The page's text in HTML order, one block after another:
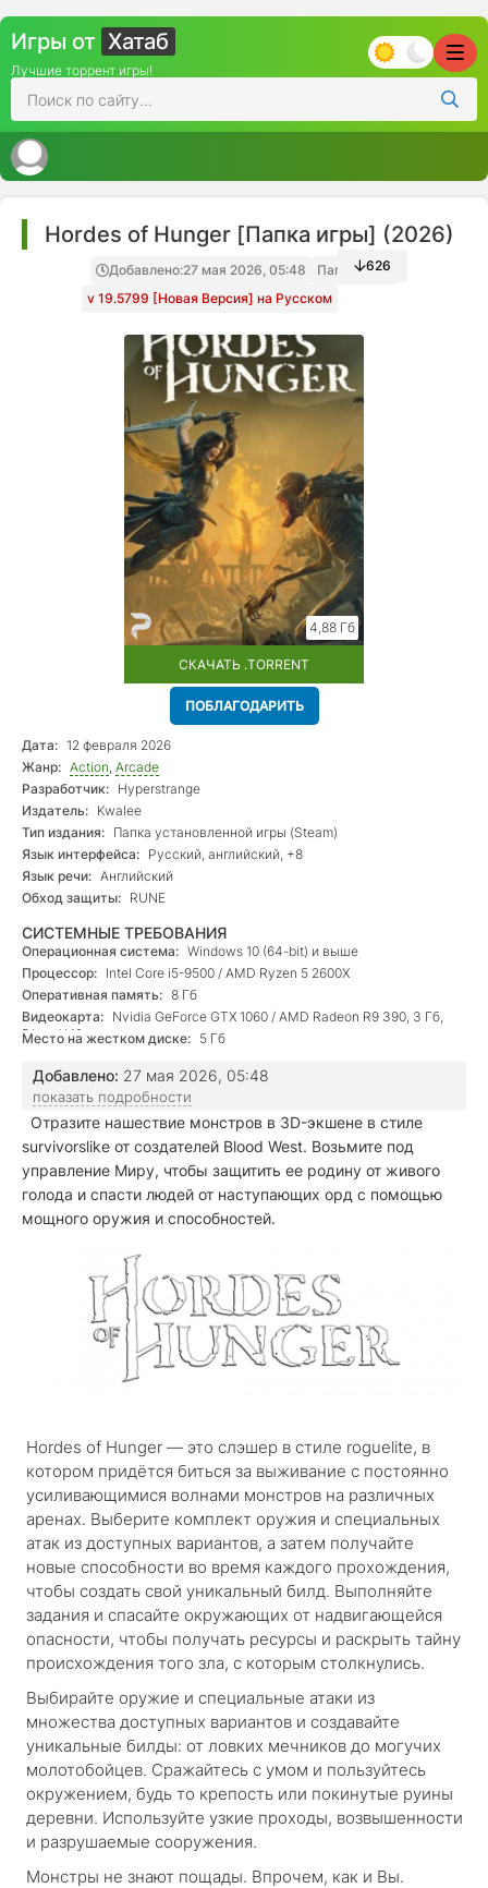
Игры от Хатаб
Лучшие торрент игры!
Hordes of Hunger [Папка игры] (2026)
Добавлено:27 мая 2026, 05:48
Папка игры
v 19.5799 [Новая Версия] на Русском
626
4,88 Гб
СКАЧАТЬ .TORRENT
ПОБЛАГОДАРИТЬ
Дата: 12 февраля 2026
Жанр: Action, Arcade
Разработчик: Hyperstrange
Издатель: Kwalee
Тип издания: Папка установленной игры (Steam)
Язык интерфейса: Русский, английский, +8
Язык речи: Английский
Обход защиты: RUNE
СИСТЕМНЫЕ ТРЕБОВАНИЯ
Операционная система: Windows 10 (64-bit) и выше
Процессор: Intel Core i5-9500 / AMD Ryzen 5 2600X
Оперативная память: 8 Гб
Видеокарта: Nvidia GeForce GTX 1060 / AMD Radeon R9 390, 3 Гб,
DirectX 12
Место на жестком диске: 5 Гб
Добавлено: 27 мая 2026, 05:48
показать подробности
Отразите нашествие монстров в 3D-экшене в стиле
survivorslike от создателей Blood West. Возьмите под
управление Миру, чтобы защитить ее родину от живого
голода и спасти людей от наступающих орд с помощью
мощного оружия и способностей.
Hordes of Hunger — это слэшер в стиле roguelite, в
котором придётся биться за выживание с постоянно
усиливающимися волнами монстров на различных
аренах. Выберите комплект оружия и специальных
атак из доступных вариантов, а затем получайте
новые способности во время каждого прохождения,
чтобы создать свой уникальный билд. Выполняйте
задания и спасайте окружающих от надвигающейся
опасности, чтобы получать ресурсы и раскрыть тайну
происхождения того зла, с которым столкнулись.
Выбирайте оружие и специальные атаки из
множества доступных вариантов и создавайте
уникальные билды: от ловких мечников до могучих
молотобойцев. Сражайтесь с умом и пользуйтесь
окружением, будь то крепость или покинутые руины
деревни. Используйте узкие проходы, возвышенности
и разрушаемые сооружения.
Монстры не знают пощады. Впрочем, как и Вы.